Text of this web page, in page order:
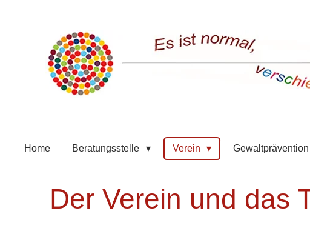
Home Beratungsstelle Verein Gewaltprävention
Der Verein und das